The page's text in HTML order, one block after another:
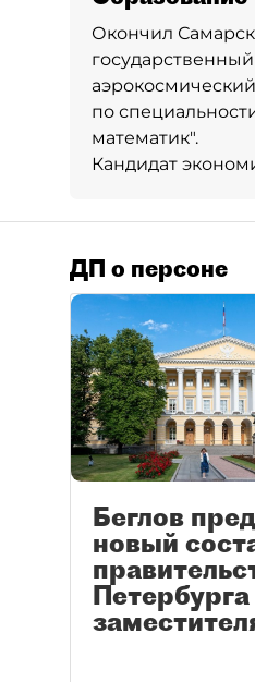
Окончил
государственный
по
математик".
Кандидат
ДП о персоне
Беглов
новый
Петербурга